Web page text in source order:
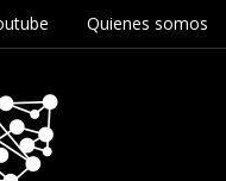
Quienes somos